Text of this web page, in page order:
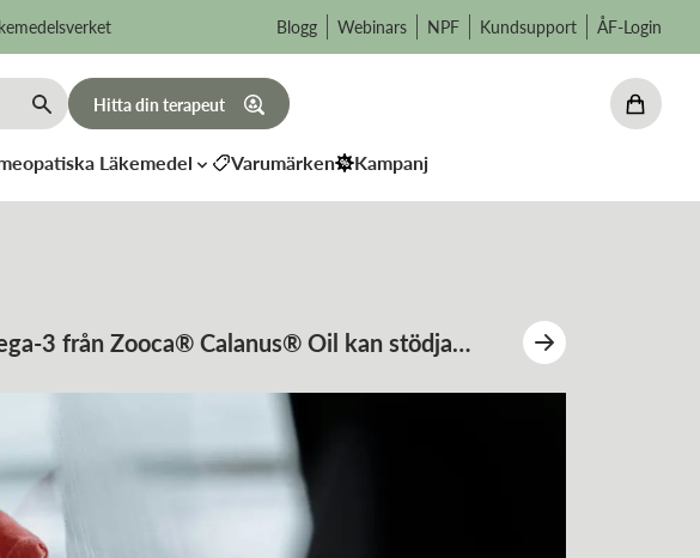
Blogg Webinars NPF Kundsupport ÅF-Login
Hitta din terapeut
Läkemedel Varumärken Kampanj
3 från Zooca® Calanus® Oil kan stödja